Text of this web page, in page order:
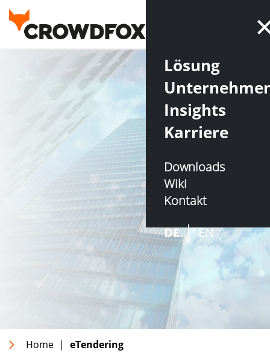
Lösung
Insights
Karriere
Downloads
Wiki
Kontakt
DE
EN
Home | eTendering